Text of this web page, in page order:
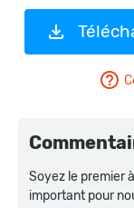
Soyez le premier
important pour